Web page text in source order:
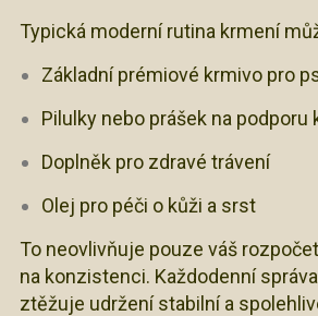
Typická moderní rutina krmení
Základní prémiové krmivo pro
Pilulky nebo prášek na podporu
Doplněk pro zdravé trávení
Olej pro péči o kůži a srst
To neovlivňuje pouze váš
na konzistenci. Každodenní
ztěžuje udržení stabilní a